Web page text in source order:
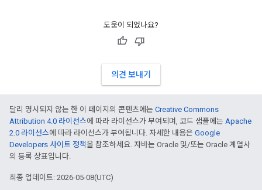
도움이 되었나요?
의견 보내기
달리 명시되지 않는 한 이 페이지의 콘텐츠에는 Creative Commons
Attribution 4.0 라이선스에 따라 라이선스가 부여되며, 코드 샘플에는 Apache
2.0 라이선스에 따라 라이선스가 부여됩니다. 자세한 내용은 Google
Developers 사이트 정책을 참조하세요. 자바는 Oracle 및/또는 Oracle 계열사
의 등록 상표입니다.
최종 업데이트: 2026-05-08(UTC)